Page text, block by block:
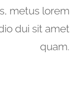
metus lorem
dui sit amet
quam.